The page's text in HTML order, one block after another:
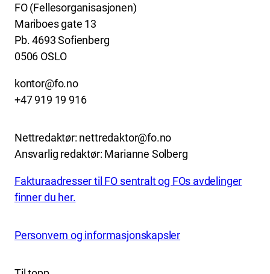
FO (Fellesorganisasjonen)
Mariboes gate 13
Pb. 4693 Sofienberg
0506 OSLO
kontor@fo.no
+47 919 19 916
Nettredaktør: nettredaktor@fo.no
Ansvarlig redaktør: Marianne Solberg
Fakturaadresser til FO sentralt og FOs avdelinger
finner du her.
Personvern og informasjonskapsler